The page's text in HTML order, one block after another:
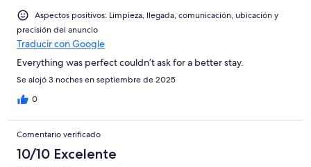
Mediocre
Horrible
Aspectos positivos: Limpieza, llegada, comunicación, ubicación y
precisión del anuncio
Traducir con Google
Everything was perfect couldn’t ask for a better stay.
Se alojó 3 noches en septiembre de 2025
0
Comentario verificado
10/10 Excelente